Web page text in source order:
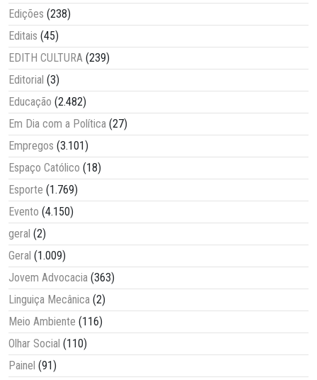
Edições (238)
Editais (45)
EDITH CULTURA (239)
Editorial (3)
Educação (2.482)
Em Dia com a Política (27)
Empregos (3.101)
Espaço Católico (18)
Esporte (1.769)
Evento (4.150)
geral (2)
Geral (1.009)
Jovem Advocacia (363)
Linguiça Mecânica (2)
Meio Ambiente (116)
Olhar Social (110)
Painel (91)